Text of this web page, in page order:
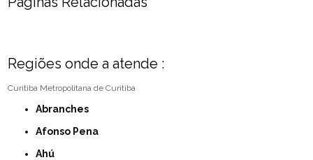
Regiões onde a atende :
Curitiba Metropolitana de Curitiba
Abranches
Afonso Pena
Ahú